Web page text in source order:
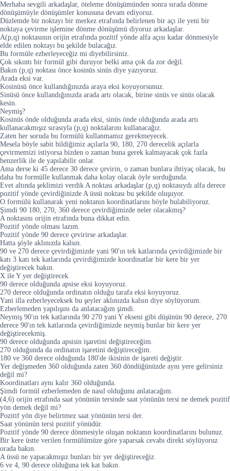
Merhaba sevgili arkadaşlar, öteleme dönüşümünden sonra sırada dönme
dönüşümüyle dönüşümler konusuna devam ediyoruz.
Düzlemde bir noktayı bir merkez etrafında belirlenen bir açı ile yeni bir
noktaya çevirme işlemine dönme dönüşümü diyoruz arkadaşlar.
A(p,q) noktasının orijin etrafında pozitif yönde alfa açısı kadar dönmesiyle
elde edilen noktayı bu şekilde bulacağız.
Bu formüle ezberleyeceğiz mi diyebilirsiniz.
Çok sıkıntı bir formül gibi duruyor belki ama çok da zor değil.
Bakın (p,q) noktası önce kosinüs sinüs diye yazıyoruz.
Arada eksi var.
Kosinüsü önce kullandığınızda araya eksi koyuyorsunuz.
Sinüsü önce kullandığınızda arada artı olacak, birine sinüs ve sinüs olacak
kesin.
Neymiş?
Kosinüs önde olduğunda arada eksi, sinüs önde olduğunda arada artı
kullanacakmışız sırasıyla (p,q) noktalarını kullanacağız.
Zaten her soruda bu formülü kullanmamız gerekmeyecek.
Mesela böyle sabit bildiğimiz açılarla 90, 180, 270 derecelik açılarla
çevirmemizi istiyorsa bizden o zaman buna gerek kalmayacak çok fazla
benzerlik ile de yapılabilir onlar.
Ama derse ki 45 derece 30 derece çevirin, o zaman bunlara ihtiyaç olacak, bu
daha bu formülle kullanmak daha kolay olacak öyle sorduğunda.
Evet altında şeklimizi verdik A noktası arkadaşlar (p,q) noktasıydı alfa derece
pozitif yönde çevirdiğinizde A üssü noktası bu şekilde oluşuyor.
O formülü kullanarak yeni noktanın koordinatlarını böyle bulabiliyoruz.
Şimdi 90 180, 270, 360 derece çevirdiğimizde neler olacakmış?
A noktasını orijin etrafında buna dikkat edin.
Pozitif yönde olması lazım.
Pozitif yönde 90 derece çevirirse arkadaşlar.
Hatta şöyle aklınızda kalsın.
90 ve 270 derece çevirdiğimizde yani 90'ın tek katlarında çevirdiğimizde bir
katı 3 katı tek katlarında çevirdiğimizde koordinatlar bir kere bir yer
değiştirecek bakın.
X ile Y yer değiştirecek.
90 derece olduğunda apsise eksi koyuyoruz.
270 derece olduğunda ordinatın olduğu tarafa eksi koyuyoruz.
Yani illa ezberleyeceksek bu şeyler aklınızda kalsın diye söylüyorum.
Ezberlemeden yapılışını da anlatacağım şimdi.
Neymiş 90'ın tek katlarında 90 270 yani Y ekseni gibi düşünün 90 derece, 270
derece 90'ın tek katlarında çevirdiğimizde neymiş bunlar bir kere yer
değiştirecekmiş.
90 derece olduğunda apsisin işaretini değiştireceğim.
270 olduğunda da ordinatın işaretini değiştireceğim.
180 ve 360 derece olduğunda 180'de ikisinin de işareti değiştir.
Yer değişmeden 360 olduğunda zaten 360 döndüğünüzde aynı yere gelirsiniz
değil mi?
Koordinatları aynı kalır 360 olduğunda.
Şimdi formül ezberlemeden de nasıl olduğunu anlatacağım.
(4,6) orijin etrafında saat yönünün tersinde saat yönünün tersi ne demek pozitif
yön demek değil mi?
Pozitif yön diye belirtmez saat yönünün tersi der.
Saat yönünün tersi pozitif yönüdür.
Pozitif yönde 90 derece dönmesiyle oluşan noktanın koordinatlarını bulunuz.
Bir kere üstte verilen formülümüze göre yaparsak cevabı direkt söylüyoruz
orada bakın.
A üssü ne yapacakmışız bunları bir yer değiştireceğiz.
6 ve 4, 90 derece olduğuna tek kat bakın.